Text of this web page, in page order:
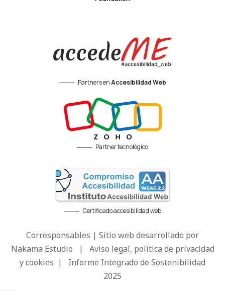
Partners enAccesibilidad Web
Partner tecnológico
Certificado accesibilidad web
Corresponsables | Sitio web desarrollado por
Nakama Estudio | Aviso legal, política de privacidad
y cookies | Informe Integrado de Sostenibilidad
2025